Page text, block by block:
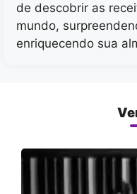
de descobrir as
mundo,
enriquecendo sua